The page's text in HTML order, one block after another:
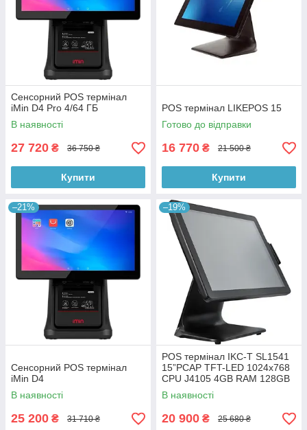
Сенсорний POS термінал
iMin D4 Pro 4/64 ГБ
В наявності
27 720 ₴ 36 750 ₴
Купити
POS термінал LIKEPOS 15
Готово до відправки
16 770 ₴ 21 500 ₴
Купити
–21%
Сенсорний POS термінал
iMin D4
В наявності
25 200 ₴ 31 710 ₴
–19%
POS термінал IKC-T SL1541
15”PCAP TFT-LED 1024х768
CPU J4105 4GB RAM 128GB
SSD без ОС
В наявності
20 900 ₴ 25 680 ₴